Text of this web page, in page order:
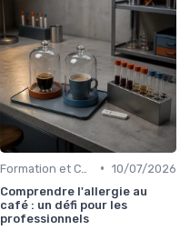
• 10/07/2026
Comprendre l'allergie au
café : un défi pour les
professionnels